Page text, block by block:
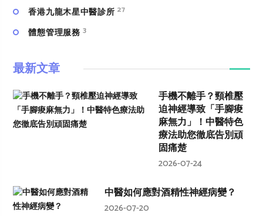
香港九龍木星中醫診所 27
體態管理服務 3
最新文章
手機不離手？頸椎壓
迫神經導致「手腳痠
麻無力」！中醫特色
療法助您徹底告別頑
固痛楚
2026-07-24
中醫如何應對酒精性神經病變？
2026-07-20